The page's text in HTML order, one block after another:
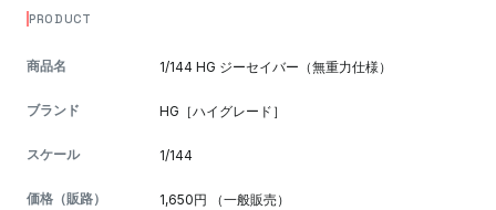
PRODUCT
商品名 1/144 HG ジーセイバー（無重力仕様）
ブランド HG［ハイグレード］
スケール 1/144
価格（販路） 1,650円 （一般販売）